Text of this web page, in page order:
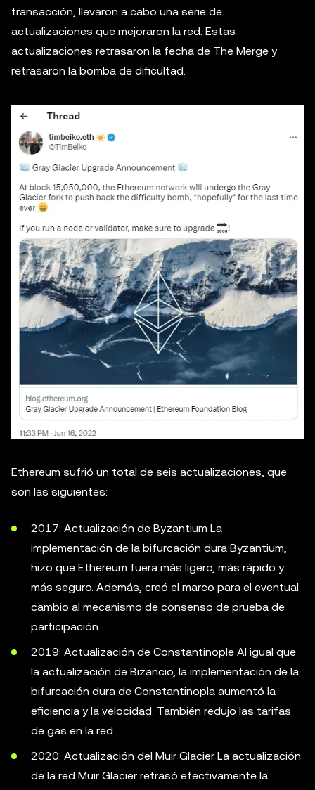
transacción, llevaron a cabo una serie de
actualizaciones que mejoraron la red. Estas
actualizaciones retrasaron la fecha de The Merge y
retrasaron la bomba de dificultad.
Ethereum sufrió un total de seis actualizaciones, que
son las siguientes:
2017: Actualización de Byzantium La
implementación de la bifurcación dura Byzantium,
hizo que Ethereum fuera más ligero, más rápido y
más seguro. Además, creó el marco para el eventual
cambio al mecanismo de consenso de prueba de
participación.
2019: Actualización de Constantinople Al igual que
la actualización de Bizancio, la implementación de la
bifurcación dura de Constantinopla aumentó la
eficiencia y la velocidad. También redujo las tarifas
de gas en la red.
2020: Actualización del Muir Glacier La actualización
de la red Muir Glacier retrasó efectivamente la